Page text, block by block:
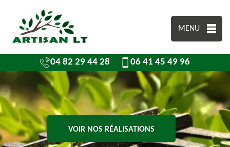
MENU
04 82 29 44 28 06 41 45 49 96
VOIR NOS RÉALISATIONS